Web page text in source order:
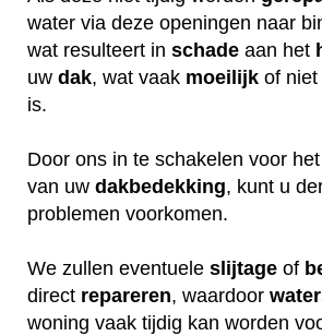
water via deze openingen naar
wat resulteert in schade aan het
uw dak, wat vaak moeilijk of niet
is.
Door ons in te schakelen voor het
van uw dakbedekking, kunt u
problemen voorkomen.
We zullen eventuele slijtage of
direct repareren, waardoor
woning vaak tijdig kan worden